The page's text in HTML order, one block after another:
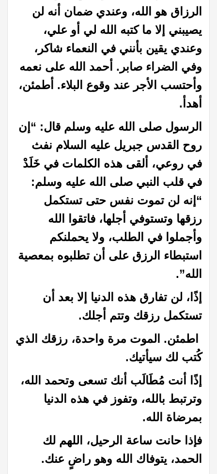
الرزاق هو الله، وعندي ضمان أنه لن
يصيبني إلا ما كتبه الله لي أو علي،
وعندي يقين بأنني في النعماء شاكر،
وفي الضراء صابر. أحمد الله على نعمه
وأحتسب الأجر عند وقوع البلاء. أطمئن،
أهدأ.
الرسول صلى الله عليه وسلم قال: “إن
روح القدس جبريل عليه السلام نفث
في روعي، ألقى هذه الكلمات في خَلَدْ
في قلب النبي صلى الله عليه وسلم:
“إنه لن تموت نفس حتى تستكمل
رزقها وتستوفي أجلها، فاتقوا الله
وأجملوا في الطلب، ولا يحملنكم
استبطاء الرزق على أن تطلبوه بمعصية
الله”.
إذًا، لن تفارق هذه الدنيا إلا بعد أن
تستكمل رزقك وتتم أجلك.
اطمئن. الموت مرة واحدة، رزقك الذي
كُتب لك سيأتيك.
إذًا أنت مُطَالَب أنك تسعى وتحمد الله،
وترتبط بالله، وتفوز في هذه الدنيا
بمرضاة الله.
فإذا حانت ساعة الرحيل، اللهم لك
الحمد، يتوفاك الله وهو راضٍ عنك.